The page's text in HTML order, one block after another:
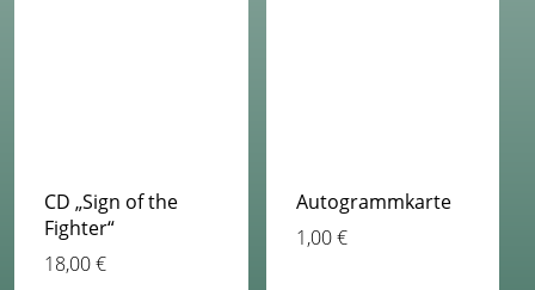
CD „Sign of the
Fighter“
18,00€
Autogrammkarte
1,00€